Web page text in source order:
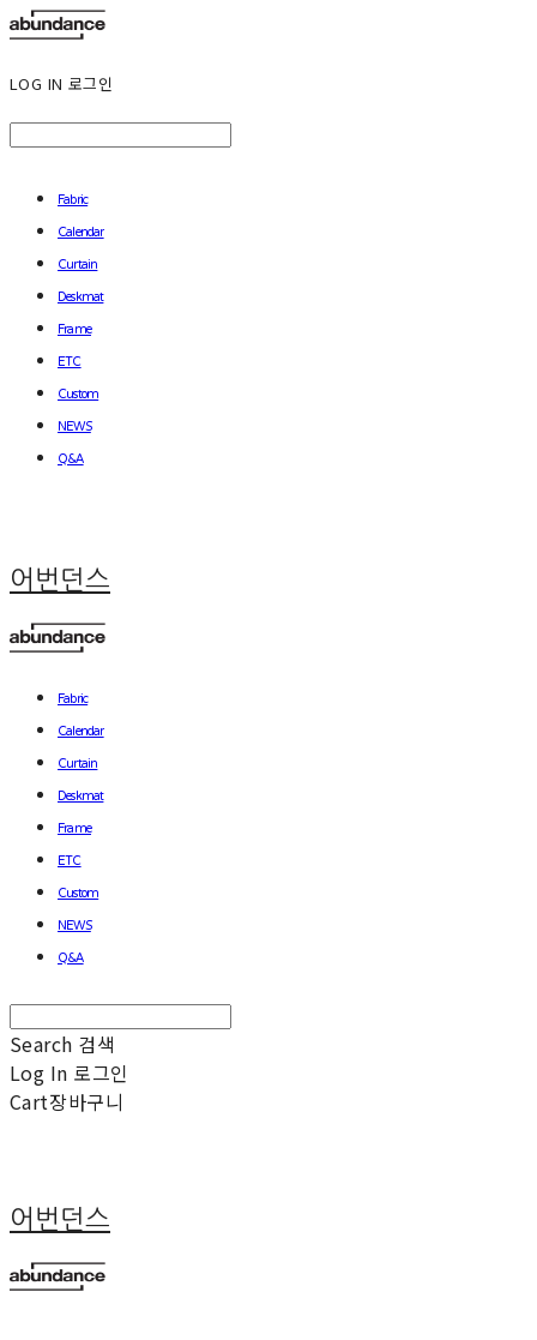
LOG IN 로그인
Fabric
Calendar
Curtain
Deskmat
Frame
ETC
Custom
NEWS
Q&A
어번던스
Fabric
Calendar
Curtain
Deskmat
Frame
ETC
Custom
NEWS
Q&A
Search 검색
Log In 로그인
Cart장바구니
어번던스